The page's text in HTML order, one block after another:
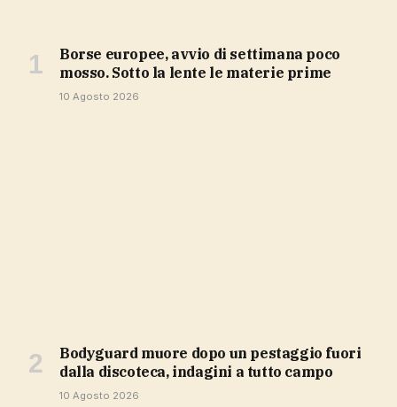
Borse europee, avvio di settimana poco
mosso. Sotto la lente le materie prime
10 Agosto 2026
Bodyguard muore dopo un pestaggio fuori
dalla discoteca, indagini a tutto campo
10 Agosto 2026